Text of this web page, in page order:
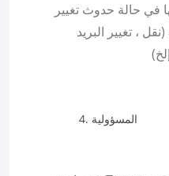
في حالة حدوث تغيير
، تغيير البريد
المسؤولية